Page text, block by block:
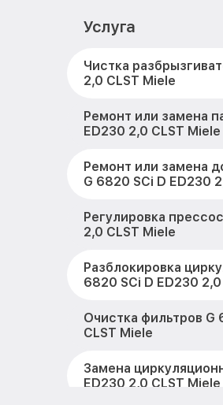
Услуга
Чистка
2,0 CLST Miele
Ремонт или замена
ED230 2,0 CLST Miele
Ремонт или замена
G 6820 SCi D ED230
Регулировка
2,0 CLST Miele
Разблокировка
6820 SCi D ED230
Очистка фильтров G
CLST Miele
Замена
ED230 2,0 CLST Miele